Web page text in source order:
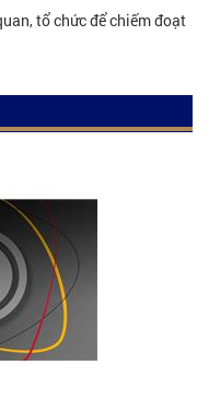
tổ chức để chiếm đoạt